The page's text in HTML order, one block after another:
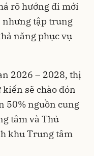
rõ hướng đi mới
nhưng tập trung
năng phục vụ
2026 – 2028, thị
sẽ chào đón
50% nguồn cung
tâm và Thủ
khu Trung tâm